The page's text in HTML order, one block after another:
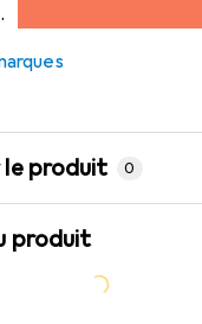
le produit 0
produit